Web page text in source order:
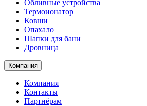
Обливные устройства
Термоионатор
Ковши
Опахало
Шапки для бани
Дровница
Компания
Компания
Контакты
Партнёрам